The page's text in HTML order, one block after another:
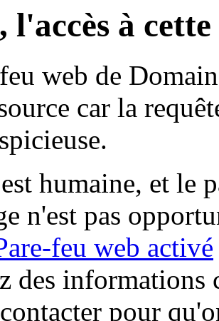
l'accès à
web de
car la
humaine, et le
n'est pas
feu web activé
des informations
pour